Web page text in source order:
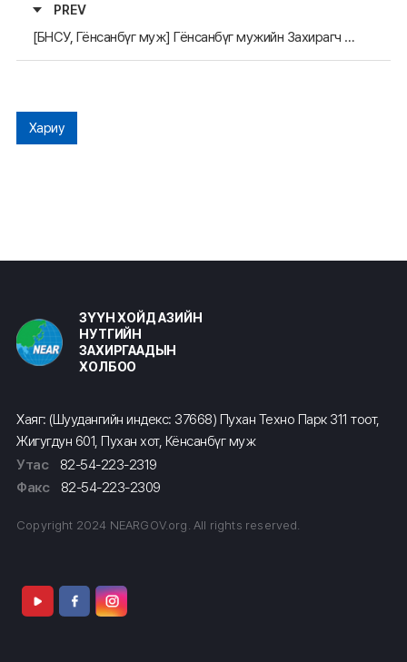
PREV
[БНСУ, Гёнсанбүг муж] Гёнсанбүг мужийн Захирагч И Чол Ү Солонгос-Хятадын Ахлах Удирдлагын Академид лекц уншлаа
Хариу
ЗҮҮН ХОЙД АЗИЙН
НУТГИЙН
ЗАХИРГААДЫН
ХОЛБОО
Хаяг: (Шуудангийн индекс: 37668) Пухан Техно Парк 311 тоот,
Жигугдун 601, Пухан хот, Кёнсанбүг муж
Утас
82-54-223-2319
Факс
82-54-223-2309
Copyright 2024 NEARGOV.org. All rights reserved.